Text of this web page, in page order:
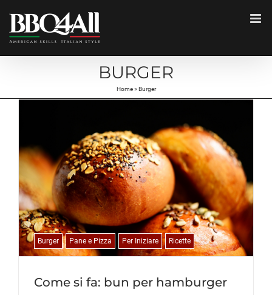
contenuto
BURGER
Home» Burger
Come si fa: bun per hamburger
Burger Pane e Pizza Per Iniziare Ricette